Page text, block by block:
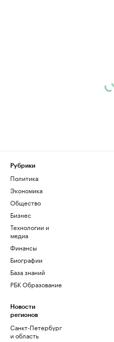
Рубрики
Политика
Экономика
Общество
Бизнес
Технологии и
медиа
Финансы
Биографии
База знаний
РБК Образование
Новости
регионов
Санкт-Петербург
и область